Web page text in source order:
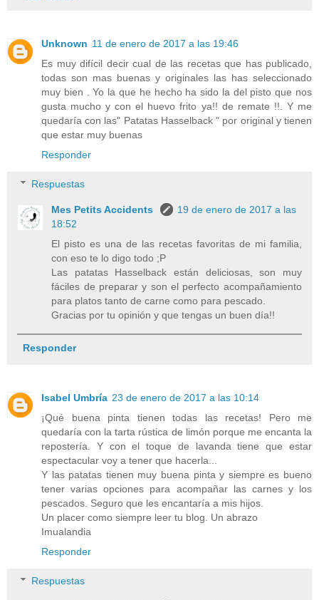
Unknown 11 de enero de 2017 a las 19:46
Es muy difícil decir cual de las recetas que has publicado,
todas son mas buenas y originales las has seleccionado
muy bien . Yo la que he hecho ha sido la del pisto que nos
gusta mucho y con el huevo frito ya!! de remate !!. Y me
quedaría con las" Patatas Hasselback " por original y tienen
que estar muy buenas
Responder
Respuestas
Mes Petits Accidents
19 de enero de 2017 a las
18:52
El pisto es una de las recetas favoritas de mi familia,
con eso te lo digo todo ;P
Las patatas Hasselback están deliciosas, son muy
fáciles de preparar y son el perfecto acompañamiento
para platos tanto de carne como para pescado.
Gracias por tu opinión y que tengas un buen día!!
Responder
Isabel Umbría 23 de enero de 2017 a las 10:14
¡Qué buena pinta tienen todas las recetas! Pero me
quedaría con la tarta rústica de limón porque me encanta la
repostería. Y con el toque de lavanda tiene que estar
espectacular voy a tener que hacerla...
Y las patatas tienen muy buena pinta y siempre es bueno
tener varias opciones para acompañar las carnes y los
pescados. Seguro que les encantaría a mis hijos.
Un placer como siempre leer tu blog. Un abrazo
Imualandia
Responder
Respuestas